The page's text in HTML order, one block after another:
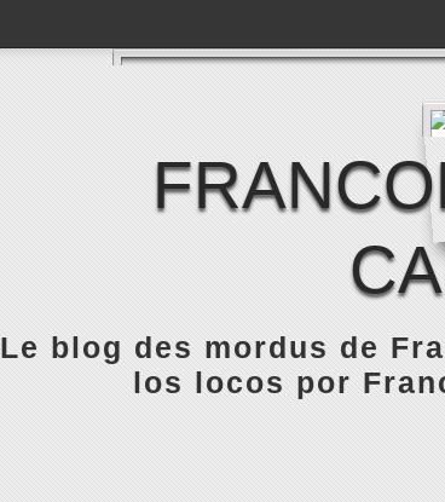
Le blog des mordus de
los locos por